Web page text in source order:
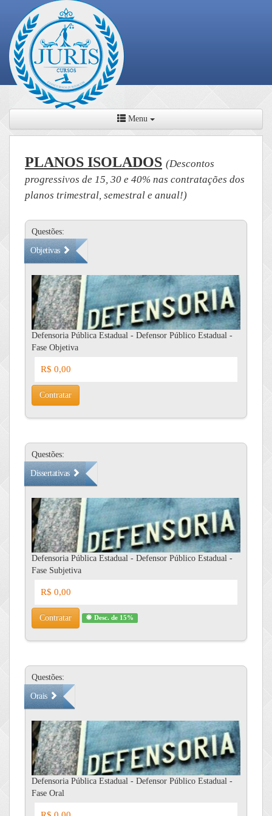
Menu
PLANOS ISOLADOS (Descontos
progressivos de 15, 30 e 40% nas contratações dos
planos trimestral, semestral e anual!)
Questões:
Objetivas
Defensoria Pública Estadual - Defensor Público Estadual -
Fase Objetiva
R$ 0,00
Contratar
Questões:
Dissertativas
Defensoria Pública Estadual - Defensor Público Estadual -
Fase Subjetiva
R$ 0,00
Contratar Desc. de 15%
Questões:
Orais
Defensoria Pública Estadual - Defensor Público Estadual -
Fase Oral